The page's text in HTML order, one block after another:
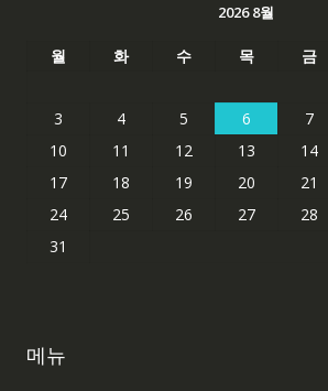
2026 8월
월 화 수 목 금
3
4 5 6 7
10
11 12 13 14
17
18 19 20 21
24
25 26 27 28
31
메뉴